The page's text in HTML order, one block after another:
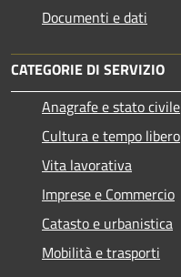
Documenti e dati
CATEGORIE DI SERVIZIO
Anagrafe e stato civile
Cultura e tempo libero
Vita lavorativa
Imprese e Commercio
Catasto e urbanistica
Mobilità e trasporti